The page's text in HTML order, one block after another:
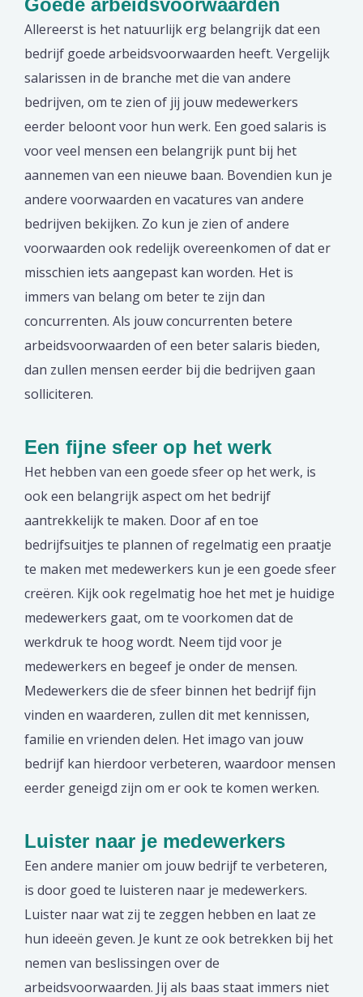
Allereerst is het natuurlijk erg belangrijk dat een
bedrijf goede arbeidsvoorwaarden heeft. Vergelijk
salarissen in de branche met die van andere
bedrijven, om te zien of jij jouw medewerkers
eerder beloont voor hun werk. Een goed salaris is
voor veel mensen een belangrijk punt bij het
aannemen van een nieuwe baan. Bovendien kun je
andere voorwaarden en vacatures van andere
bedrijven bekijken. Zo kun je zien of andere
voorwaarden ook redelijk overeenkomen of dat er
misschien iets aangepast kan worden. Het is
immers van belang om beter te zijn dan
concurrenten. Als jouw concurrenten betere
arbeidsvoorwaarden of een beter salaris bieden,
dan zullen mensen eerder bij die bedrijven gaan
solliciteren.
Een fijne sfeer op het werk
Het hebben van een goede sfeer op het werk, is
ook een belangrijk aspect om het bedrijf
aantrekkelijk te maken. Door af en toe
bedrijfsuitjes te plannen of regelmatig een praatje
te maken met medewerkers kun je een goede sfeer
creëren. Kijk ook regelmatig hoe het met je huidige
medewerkers gaat, om te voorkomen dat de
werkdruk te hoog wordt. Neem tijd voor je
medewerkers en begeef je onder de mensen.
Medewerkers die de sfeer binnen het bedrijf fijn
vinden en waarderen, zullen dit met kennissen,
familie en vrienden delen. Het imago van jouw
bedrijf kan hierdoor verbeteren, waardoor mensen
eerder geneigd zijn om er ook te komen werken.
Luister naar je medewerkers
Een andere manier om jouw bedrijf te verbeteren,
is door goed te luisteren naar je medewerkers.
Luister naar wat zij te zeggen hebben en laat ze
hun ideeën geven. Je kunt ze ook betrekken bij het
nemen van beslissingen over de
arbeidsvoorwaarden. Jij als baas staat immers niet